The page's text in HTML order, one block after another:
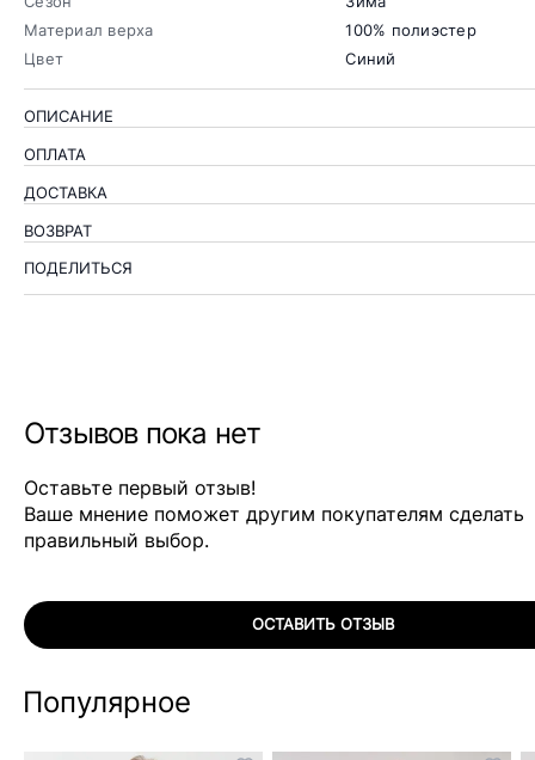
Материал верха
100% полиэстер
Цвет
Синий
ОПИСАНИЕ
ОПЛАТА
ДОСТАВКА
ВОЗВРАТ
ПОДЕЛИТЬСЯ
Отзывов пока нет
Оставьте первый отзыв!
Ваше мнение поможет другим покупателям сделать
правильный выбор.
ОСТАВИТЬ ОТЗЫВ
Популярное